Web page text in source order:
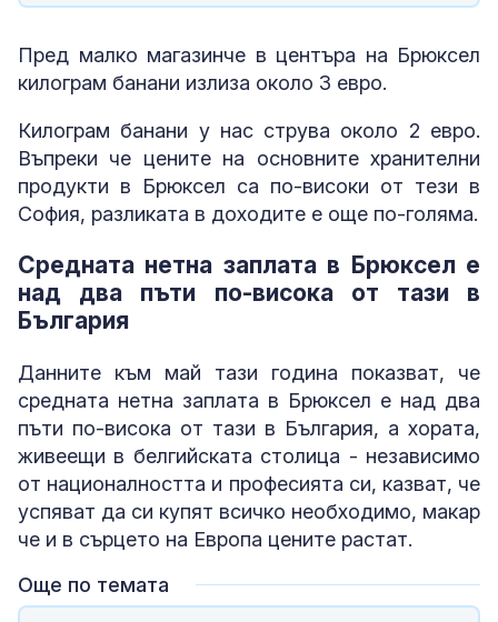
Пред малко магазинче в центъра на Брюксел
килограм банани излиза около 3 евро.
Килограм банани у нас струва около 2 евро.
Въпреки че цените на основните хранителни
продукти в Брюксел са по-високи от тези в
София, разликата в доходите е още по-голяма.
Средната нетна заплата в Брюксел е
над два пъти по-висока от тази в
България
Данните към май тази година показват, че
средната нетна заплата в Брюксел е над два
пъти по-висока от тази в България, а хората,
живеещи в белгийската столица - независимо
от националността и професията си, казват, че
успяват да си купят всичко необходимо, макар
че и в сърцето на Европа цените растат.
Още по темата